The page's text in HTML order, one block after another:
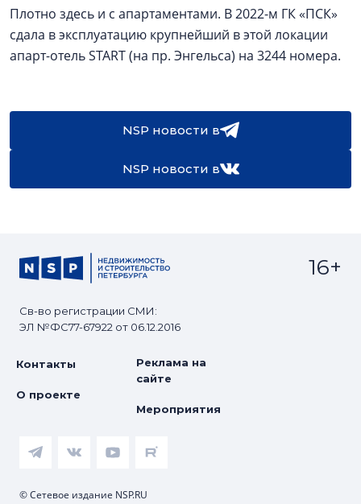
Плотно здесь и с апартаментами. В 2022-м ГК «ПСК»
сдала в эксплуатацию крупнейший в этой локации
апарт-отель START (на пр. Энгельса) на 3244 номера.
NSP новости в
NSP новости в
Св-во регистрации СМИ:
ЭЛ №ФС77-67922 от 06.12.2016
16+
Контакты
О проекте
Реклама на
сайте
Мероприятия
© Сетевое издание NSP.RU